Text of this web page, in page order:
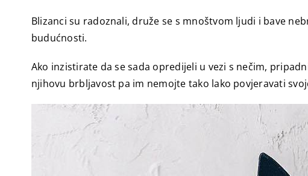
Blizanci su radoznali, druže se s mnoštvom ljudi i bave
budućnosti.
Ako inzistirate da se sada opredijeli u vezi s nečim,
njihovu brbljavost pa im nemojte tako lako povjeravati